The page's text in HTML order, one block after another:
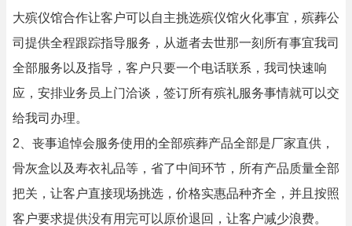
大殡仪馆合作让客户可以自主挑选殡仪馆火化事宜，殡葬公
司提供全程跟踪指导服务，从逝者去世那一刻所有事宜我司
全部服务以及指导，客户只要一个电话联系，我司快速响
应，安排业务员上门洽谈，签订所有殡礼服务事情就可以交
给我司办理。
2、丧事追悼会服务使用的全部殡葬产品全部是厂家直供，
骨灰盒以及寿衣礼品等，省了中间环节，所有产品质量全部
把关，让客户直接现场挑选，价格实惠品种齐全，并且按照
客户要求提供没有用完可以原价退回，让客户减少浪费。